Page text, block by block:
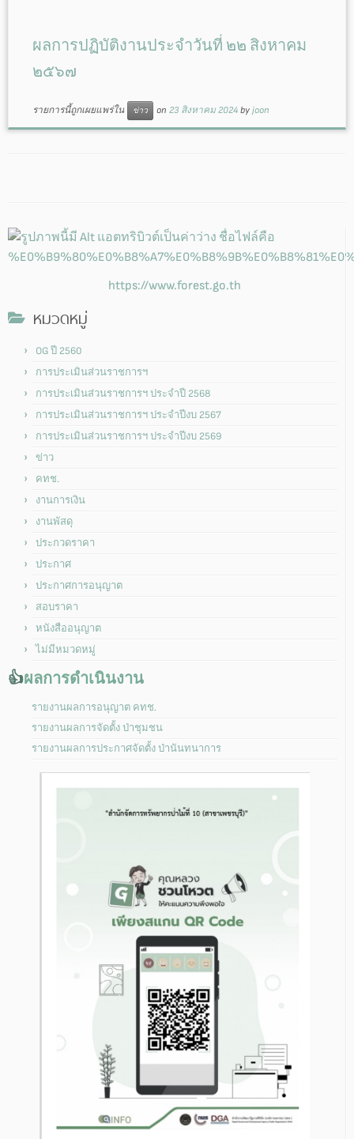
ผลการปฏิบัติงานประจำวันที่ ๒๒ สิงหาคม
๒๕๖๗
รายการนี้ถูกเผยแพร่ใน ข่าว on 23 สิงหาคม 2024 by joon
https://www.forest.go.th
หมวดหมู่
OG ปี 2560
การประเมินส่วนราชการฯ
การประเมินส่วนราชการฯ ประจำปี 2568
การประเมินส่วนราชการฯ ประจำปีงบ 2567
การประเมินส่วนราชการฯ ประจำปีงบ 2569
ข่าว
คทช.
งานการเงิน
งานพัสดุ
ประกวดราคา
ประกาศ
ประกาศการอนุญาต
สอบราคา
หนังสืออนุญาต
ไม่มีหมวดหมู่
👍ผลการดำเนินงาน
รายงานผลการอนุญาต คทช.
รายงานผลการจัดตั้ง ป่าชุมชน
รายงานผลการประกาศจัดตั้ง ป่านันทนาการ